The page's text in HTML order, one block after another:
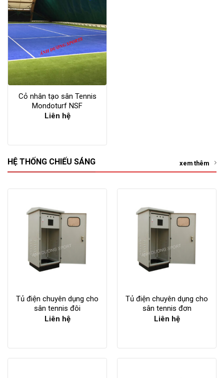
Cỏ nhân tạo sân Tennis
Mondoturf NSF
Liên hệ
HỆ THỐNG CHIẾU SÁNG xem thêm
Tủ điện chuyên dụng cho
sân tennis đôi
Liên hệ
Tủ điện chuyên dụng cho
sân tennis đơn
Liên hệ